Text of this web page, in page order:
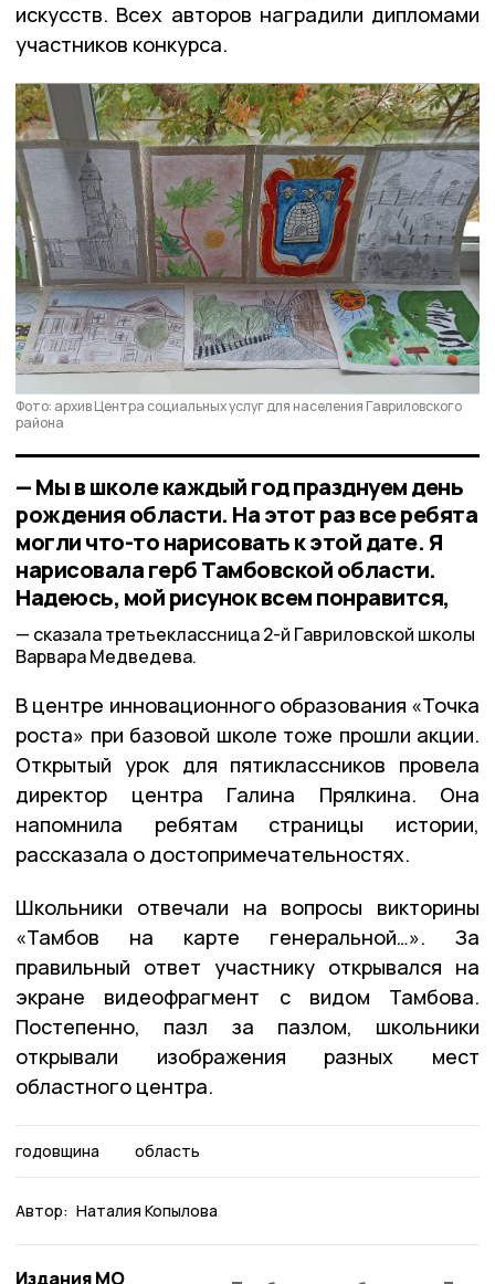
искусств. Всех авторов наградили дипломами
участников конкурса.
Фото: архив Центра социальных услуг для населения Гавриловского
района
— Мы в школе каждый год празднуем день
рождения области. На этот раз все ребята
могли что-то нарисовать к этой дате. Я
нарисовала герб Тамбовской области.
Надеюсь, мой рисунок всем понравится,
сказала третьеклассница 2-й Гавриловской школы
Варвара Медведева.
В центре инновационного образования «Точка
роста» при базовой школе тоже прошли акции.
Открытый урок для пятиклассников провела
директор центра Галина Прялкина. Она
напомнила ребятам страницы истории,
рассказала о достопримечательностях.
Школьники отвечали на вопросы викторины
«Тамбов на карте генеральной…». За
правильный ответ участнику открывался на
экране видеофрагмент с видом Тамбова.
Постепенно, пазл за пазлом, школьники
открывали изображения разных мест
областного центра.
годовщина область
Автор: Наталия Копылова
Издания МО